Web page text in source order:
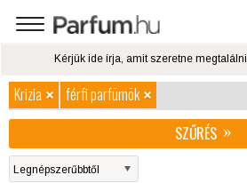
Krizia
férfi parfümök
SZŰRÉS